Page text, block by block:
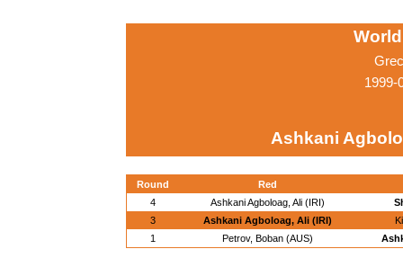
1999-
Ashkani
Round
Red
4
Ashkani Agboloag, Ali (IRI)
3
Ashkani Agboloag, Ali (IRI)
1
Petrov, Boban (AUS)